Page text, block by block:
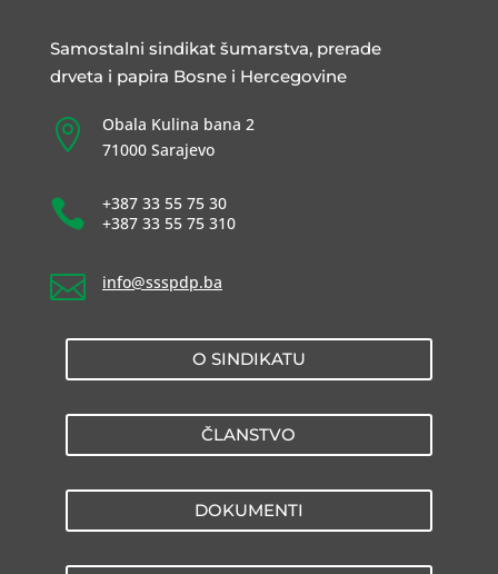
Samostalni sindikat šumarstva, prerade
drveta i papira Bosne i Hercegovine

Obala Kulina bana 2
71000 Sarajevo

+387 33 55 75 30
+387 33 55 75 310
 info@ssspdp.ba
O SINDIKATU
ČLANSTVO
DOKUMENTI